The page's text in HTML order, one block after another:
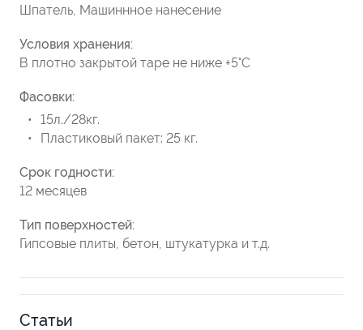
Шпатель, Машиннное нанесение
Условия хранения:
В плотно закрытой таре не ниже +5°C
Фасовки:
15л./28кг.
Пластиковый пакет: 25 кг.
Срок годности:
12 месяцев
Тип поверхностей:
Гипсовые плиты, бетон, штукатурка и т.д.
Статьи